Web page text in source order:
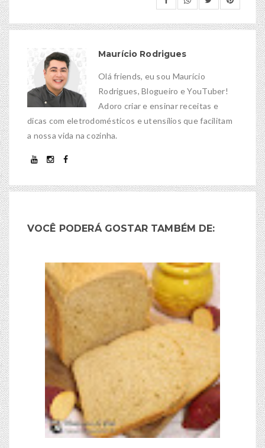
Maurício Rodrigues
Olá friends, eu sou Maurício
Rodrigues, Blogueiro e YouTuber!
Adoro criar e ensinar receitas e
dicas com eletrodomésticos e utensílios que facilitam
a nossa vida na cozinha.
VOCÊ PODERÁ GOSTAR TAMBÉM DE: